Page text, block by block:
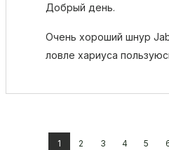
Добрый день.
Очень хороший шнур
ловле хариуса
1 2 3 4 5